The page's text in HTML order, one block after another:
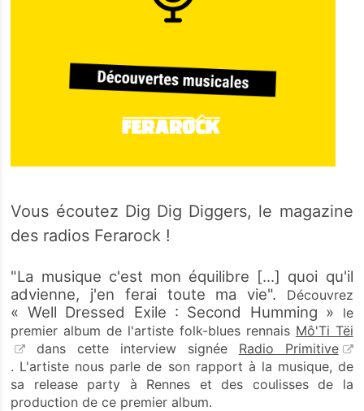
Vous écoutez Dig Dig Diggers, le magazine
des radios Ferarock !
"La musique c'est mon équilibre [...] quoi qu'il
advienne, j'en ferai toute ma vie"​.
Découvrez
« Well Dressed Exile : Second Humming »
le
premier album de l'artiste folk-blues rennais Mô'Ti Tëi
dans cette interview signée Radio Primitive
. L'artiste nous parle de son rapport à la musique, de
sa release party à Rennes et des coulisses de la
production de ce premier album.